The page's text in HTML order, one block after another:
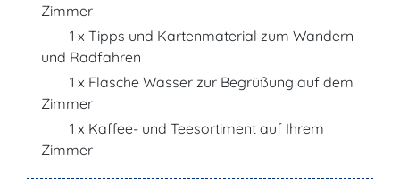
Zimmer
1 x Tipps und Kartenmaterial zum Wandern
und Radfahren
1 x Flasche Wasser zur Begrüßung auf dem
Zimmer
1 x Kaffee- und Teesortiment auf Ihrem
Zimmer